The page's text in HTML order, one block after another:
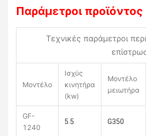
Παράμετροι προϊόντος
Τεχνικές παράμετροι
Μοντέλο
Ισχύς
κινητήρα
(kw)
Μοντέλο
μειωτήρα
GF-
1240
5.5 G350